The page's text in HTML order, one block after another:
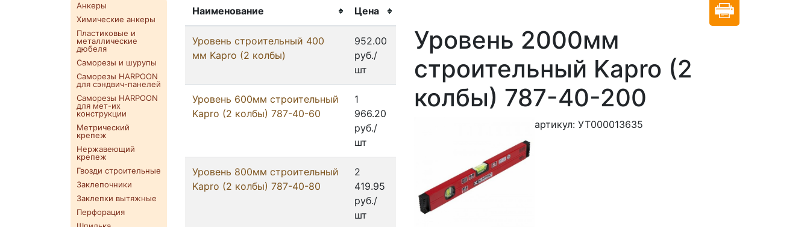
Анкеры
Химические анкеры
Пластиковые и
металлические
дюбеля
Саморезы и шурупы
Саморезы HARPOON
для сэндвич-панелей
Саморезы HARPOON
для мет-их
конструкции
Метрический
крепеж
Нержавеющий
крепеж
Гвозди строительные
Заклепочники
Заклепки вытяжные
Перфорация
Наименование Цена
Уровень строительный 400
мм Kapro (2 колбы)
952.00
руб./
шт
Уровень 600мм строительный
Kapro (2 колбы) 787-40-60
1
966.20
руб./
шт
Уровень 800мм строительный
Kapro (2 колбы) 787-40-80
2
419.95
руб./
шт
Уровень 2000мм
строительный Kapro (2
колбы) 787-40-200
артикул: УТ000013635